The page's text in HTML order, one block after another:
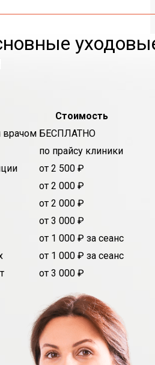
Стоимость
БЕСПЛАТНО
по прайсу клиники
от 2 500 ₽
от 2 000 ₽
от 2 000 ₽
от 3 000 ₽
от 1 000 ₽ за сеанс
от 1 000 ₽ за сеанс
от 3 000 ₽